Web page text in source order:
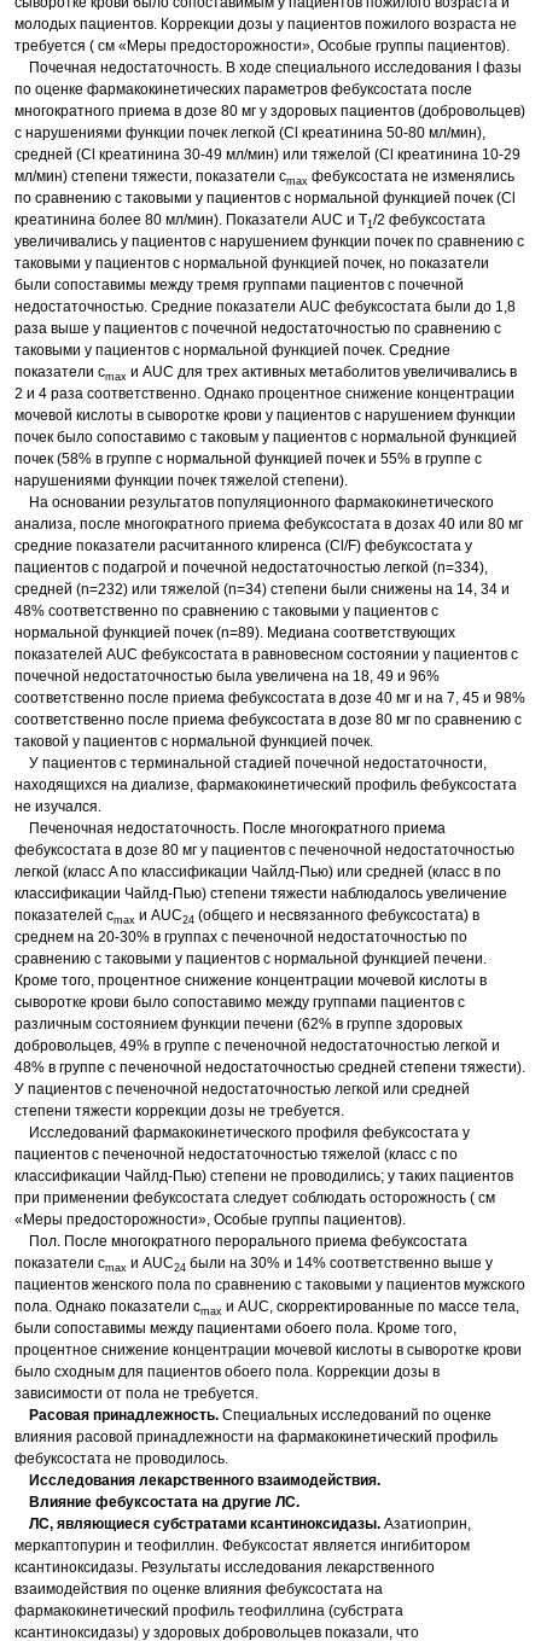
молодых пациентов. Коррекции дозы у пациентов пожилого возраста не
требуется ( см «Меры предосторожности», Особые группы пациентов).
Почечная недостаточность. В ходе специального исследования I фазы
по оценке фармакокинетических параметров фебуксостата после
многократного приема в дозе 80 мг у здоровых пациентов (добровольцев)
с нарушениями функции почек легкой (Cl креатинина 50-80 мл/мин),
средней (Cl креатинина 30-49 мл/мин) или тяжелой (Cl креатинина 10-29
мл/мин) степени тяжести, показатели сmax фебуксостата не изменялись
по сравнению с таковыми у пациентов с нормальной функцией почек (Cl
креатинина более 80 мл/мин). Показатели AUC и T1/2 фебуксостата
увеличивались у пациентов с нарушением функции почек по сравнению с
таковыми у пациентов с нормальной функцией почек, но показатели
были сопоставимы между тремя группами пациентов с почечной
недостаточностью. Средние показатели AUC фебуксостата были до 1,8
раза выше у пациентов с почечной недостаточностью по сравнению с
таковыми у пациентов с нормальной функцией почек. Средние
показатели сmax и AUC для трех активных метаболитов увеличивались в
2 и 4 раза соответственно. Однако процентное снижение концентрации
мочевой кислоты в сыворотке крови у пациентов с нарушением функции
почек было сопоставимо с таковым у пациентов с нормальной функцией
почек (58% в группе с нормальной функцией почек и 55% в группе с
нарушениями функции почек тяжелой степени).
На основании результатов популяционного фармакокинетического
анализа, после многократного приема фебуксостата в дозах 40 или 80 мг
средние показатели расчитанного клиренса (Cl/F) фебуксостата у
пациентов с подагрой и почечной недостаточностью легкой (n=334),
средней (n=232) или тяжелой (n=34) степени были снижены на 14, 34 и
48% соответственно по сравнению с таковыми у пациентов с
нормальной функцией почек (n=89). Медиана соответствующих
показателей AUC фебуксостата в равновесном состоянии у пациентов с
почечной недостаточностью была увеличена на 18, 49 и 96%
соответственно после приема фебуксостата в дозе 40 мг и на 7, 45 и 98%
соответственно после приема фебуксостата в дозе 80 мг по сравнению с
таковой у пациентов с нормальной функцией почек.
У пациентов с терминальной стадией почечной недостаточности,
находящихся на диализе, фармакокинетический профиль фебуксостата
не изучался.
Печеночная недостаточность. После многократного приема
фебуксостата в дозе 80 мг у пациентов с печеночной недостаточностью
легкой (класс A по классификации Чайлд-Пью) или средней (класс в по
классификации Чайлд-Пью) степени тяжести наблюдалось увеличение
показателей сmax и AUC24 (общего и несвязанного фебуксостата) в
среднем на 20-30% в группах с печеночной недостаточностью по
сравнению с таковыми у пациентов с нормальной функцией печени.
Кроме того, процентное снижение концентрации мочевой кислоты в
сыворотке крови было сопоставимо между группами пациентов с
различным состоянием функции печени (62% в группе здоровых
добровольцев, 49% в группе с печеночной недостаточностью легкой и
48% в группе с печеночной недостаточностью средней степени тяжести).
У пациентов с печеночной недостаточностью легкой или средней
степени тяжести коррекции дозы не требуется.
Исследований фармакокинетического профиля фебуксостата у
пациентов с печеночной недостаточностью тяжелой (класс с по
классификации Чайлд-Пью) степени не проводились; у таких пациентов
при применении фебуксостата следует соблюдать осторожность ( см
«Меры предосторожности», Особые группы пациентов).
Пол. После многократного перорального приема фебуксостата
показатели сmax и AUC24 были на 30% и 14% соответственно выше у
пациентов женского пола по сравнению с таковыми у пациентов мужского
пола. Однако показатели сmax и AUC, скорректированные по массе тела,
были сопоставимы между пациентами обоего пола. Кроме того,
процентное снижение концентрации мочевой кислоты в сыворотке крови
было сходным для пациентов обоего пола. Коррекции дозы в
зависимости от пола не требуется.
Расовая принадлежность.Специальных исследований по оценке
влияния расовой принадлежности на фармакокинетический профиль
фебуксостата не проводилось.
Исследования лекарственного взаимодействия.
Влияние фебуксостата на другие ЛС.
ЛС, являющиеся субстратами ксантиноксидазы.Азатиоприн,
меркаптопурин и теофиллин. Фебуксостат является ингибитором
ксантиноксидазы. Результаты исследования лекарственного
взаимодействия по оценке влияния фебуксостата на
фармакокинетический профиль теофиллина (субстрата
ксантиноксидазы) у здоровых добровольцев показали, что